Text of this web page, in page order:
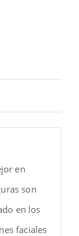
en
son
en los
faciales